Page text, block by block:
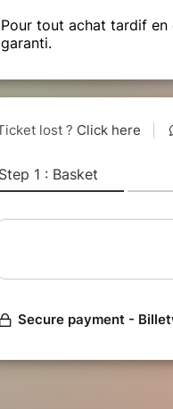
Pour tout achat tardif
garanti.